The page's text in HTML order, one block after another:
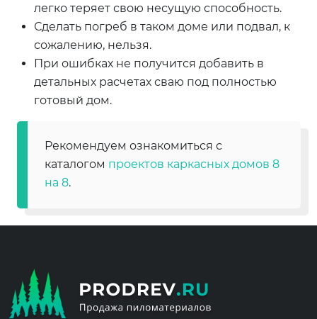
легко теряет свою несущую способность.
Сделать погреб в таком доме или подвал, к
сожалению, нельзя.
При ошибках не получится добавить в
детальных расчетах сваю под полностью
готовый дом.
Рекомендуем ознакомиться с
каталогом проектов каркасных домов 8
на 8.